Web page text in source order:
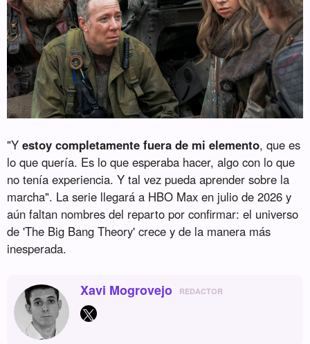
"Yestoy completamente fuera de mi elemento, que es
lo que quería. Es lo que esperaba hacer, algo con lo que
no tenía experiencia. Y tal vez pueda aprender sobre la
marcha". La serie llegará a HBO Max en julio de 2026 y
aún faltan nombres del reparto por confirmar: el universo
de 'The Big Bang Theory' crece y de la manera más
inesperada.
Xavi Mogrovejo REDACTOR